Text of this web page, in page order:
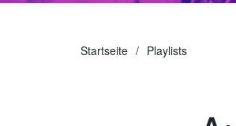
Startseite Playlists